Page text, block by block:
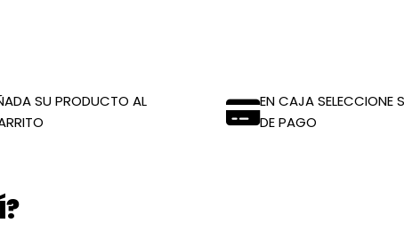
SU PRODUCTO AL
EN CAJA SELECCIONE
DE PAGO